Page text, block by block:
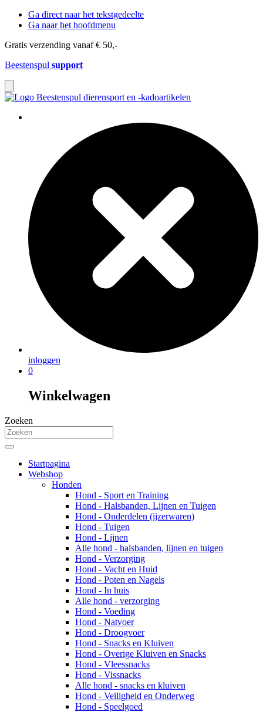
Ga direct naar het tekstgedeelte
Ga naar het hoofdmenu
Gratis verzending vanaf € 50,-
Beestenspul support
inloggen
0
Winkelwagen
Zoeken
Startpagina
Webshop
Honden
Hond - Sport en Training
Hond - Halsbanden, Lijnen en Tuigen
Hond - Onderdelen (ijzerwaren)
Hond - Tuigen
Hond - Lijnen
Alle hond - halsbanden, lijnen en tuigen
Hond - Verzorging
Hond - Vacht en Huid
Hond - Poten en Nagels
Hond - In huis
Alle hond - verzorging
Hond - Voeding
Hond - Natvoer
Hond - Droogvoer
Hond - Snacks en Kluiven
Hond - Overige Kluiven en Snacks
Hond - Vleessnacks
Hond - Vissnacks
Alle hond - snacks en kluiven
Hond - Veiligheid en Onderweg
Hond - Speelgoed